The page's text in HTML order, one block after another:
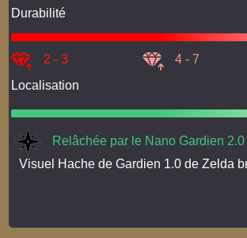
Durabilité
2 - 3
4 - 7
Localisation
Relâchée par le Nano Gardien 2.0
Visuel Hache de Gardien 1.0 de Zelda